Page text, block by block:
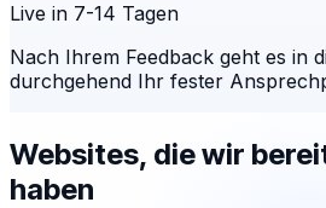
Live in 7-14 Tagen
Nach Ihrem Feedback geht es in
durchgehend Ihr fester
Websites, die wir
haben